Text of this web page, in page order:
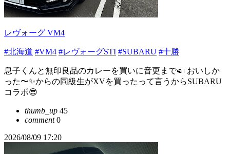
レヴォーグ VM4
#北海道 #VM4 #レヴォーグSTI #SUBARU #十勝
息子くんと無印良品のカレーを買いに音更まで🍛 おいしか
った〜✨からの同級生がXVを買ったって言うからSUBARU
コラボ😎
thumb_up 45
comment0
2026/08/09 17:20